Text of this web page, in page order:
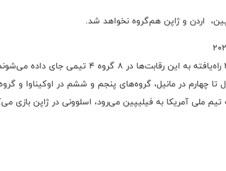
اردن و ژاپن هم‌گروه نخواهد شد.
چهارم در مانیل، گروه‌های پنجم و ششم در اوکیناوا و
تیم ملی آمریکا به فیلیپین می‌رود، اسلوونی در ژاپن بازی